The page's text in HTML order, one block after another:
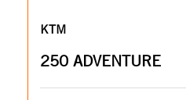
KTM
250 ADVENTURE